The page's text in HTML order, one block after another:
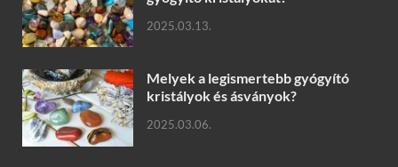
2025.03.13.
Melyek a legismertebb gyógyító
kristályok és ásványok?
2025.03.06.